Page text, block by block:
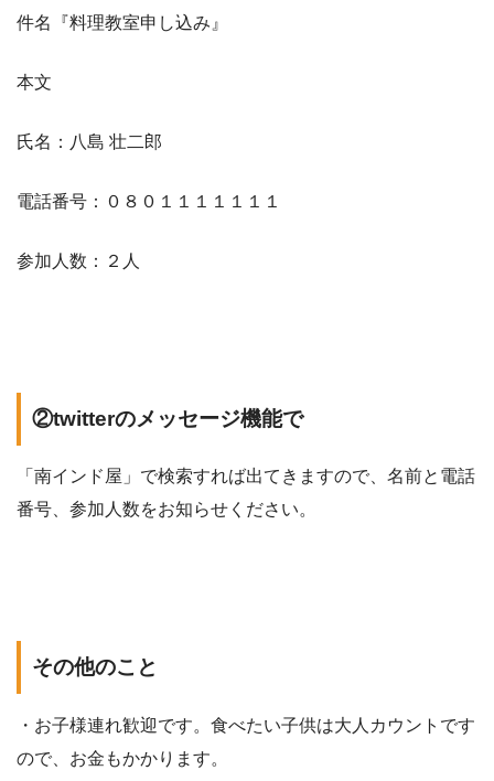
件名『料理教室申し込み』
本文
氏名：八島 壮二郎
電話番号：０８０１１１１１１１
参加人数：２人
②twitterのメッセージ機能で
「南インド屋」で検索すれば出てきますので、名前と電話
番号、参加人数をお知らせください。
その他のこと
・お子様連れ歓迎です。食べたい子供は大人カウントです
ので、お金もかかります。